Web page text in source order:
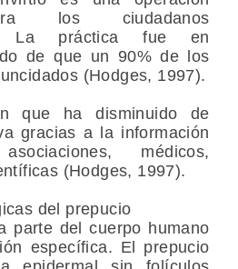
los ciudadanos
La práctica fue en
de que un 90% de los
(Hodges, 1997).
que ha disminuido de
gracias a la información
médicos,
(Hodges, 1997).
del prepucio
parte del cuerpo humano
específica. El prepucio